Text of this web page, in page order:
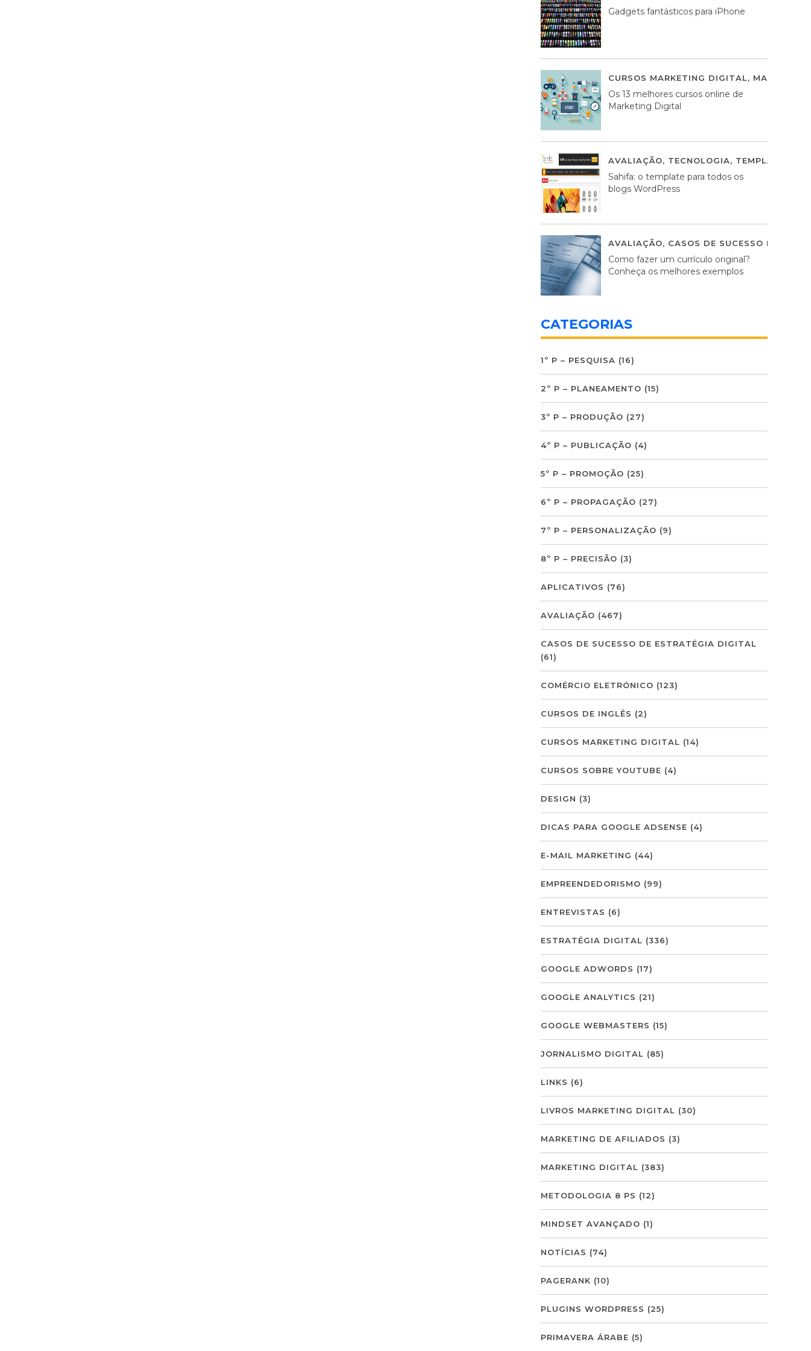
Gadgets fantásticos para iPhone
CURSOS MARKETING DIGITAL,
Os 13 melhores cursos online de
Marketing Digital
AVALIAÇÃO, TECNOLOGIA, TEMPLATES
Sahifa: o template para todos os
blogs WordPress
AVALIAÇÃO, CASOS DE SUCESSO DE
Como fazer um currículo original?
Conheça os melhores exemplos
CATEGORIAS
1º P – PESQUISA (16)
2º P – PLANEAMENTO (15)
3º P – PRODUÇÃO (27)
4º P – PUBLICAÇÃO (4)
5º P – PROMOÇÃO (25)
6º P – PROPAGAÇÃO (27)
7º P – PERSONALIZAÇÃO (9)
8º P – PRECISÃO (3)
APLICATIVOS (76)
AVALIAÇÃO (467)
CASOS DE SUCESSO DE ESTRATÉGIA DIGITAL
(61)
COMÉRCIO ELETRÓNICO (123)
CURSOS DE INGLÊS (2)
CURSOS MARKETING DIGITAL (14)
CURSOS SOBRE YOUTUBE (4)
DESIGN (3)
DICAS PARA GOOGLE ADSENSE (4)
E-MAIL MARKETING (44)
EMPREENDEDORISMO (99)
ENTREVISTAS (6)
ESTRATÉGIA DIGITAL (336)
GOOGLE ADWORDS (17)
GOOGLE ANALYTICS (21)
GOOGLE WEBMASTERS (15)
JORNALISMO DIGITAL (85)
LINKS (6)
LIVROS MARKETING DIGITAL (30)
MARKETING DE AFILIADOS (3)
MARKETING DIGITAL (383)
METODOLOGIA 8 PS (12)
MINDSET AVANÇADO (1)
NOTÍCIAS (74)
PAGERANK (10)
PLUGINS WORDPRESS (25)
PRIMAVERA ÁRABE (5)